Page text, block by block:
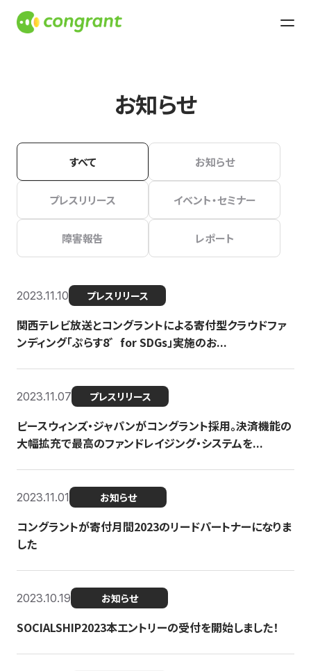
お知らせ
すべて お知らせ
プレスリリース イベント・セミナー
障害報告 レポート
2023.11.10 プレスリリース
関西テレビ放送とコングラントによる寄付型クラウドファ
ンディング「ぷらす8゛for SDGs」実施のお...
2023.11.07 プレスリリース
ピースウィンズ・ジャパンがコングラント採用。決済機能の
大幅拡充で最高のファンドレイジング・システムを...
2023.11.01 お知らせ
コングラントが寄付月間2023のリードパートナーになりま
した
2023.10.19 お知らせ
SOCIALSHIP2023本エントリーの受付を開始しました！